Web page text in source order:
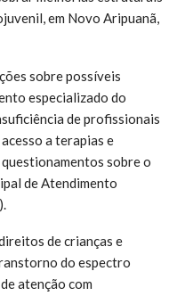
em Novo Aripuanã,
sobre possíveis
especializado do
de profissionais
a terapias e
sobre o
de Atendimento
de crianças e
do espectro
atenção com